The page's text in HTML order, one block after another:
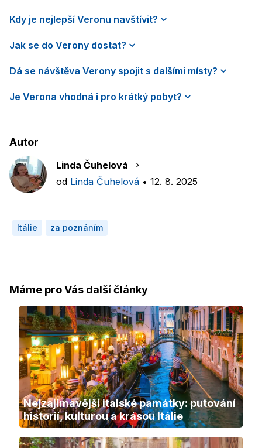
Kdy je nejlepší Veronu navštívit?
Jak se do Verony dostat?
Dá se návštěva Verony spojit s dalšími místy?
Je Verona vhodná i pro krátký pobyt?
Autor
Linda Čuhelová
od Linda Čuhelová • 12. 8. 2025
Itálie za poznáním
Máme pro Vás další články
Nejzajímavější italské památky: putování
historií, kulturou a krásou Itálie